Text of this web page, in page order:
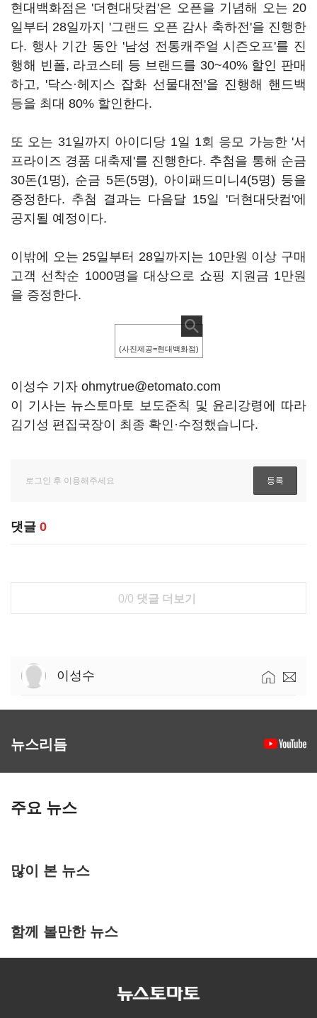
현대백화점은 '더현대닷컴'은 오픈을 기념해 오는 20
일부터 28일까지 '그랜드 오픈 감사 축하전'을 진행한
다. 행사 기간 동안 '남성 전통캐주얼 시즌오프'를 진
행해 빈폴, 라코스테 등 브랜드를 30~40% 할인 판매
하고, '닥스·헤지스 잡화 선물대전'을 진행해 핸드백
등을 최대 80% 할인한다.
또 오는 31일까지 아이디당 1일 1회 응모 가능한 '서
프라이즈 경품 대축제'를 진행한다. 추첨을 통해 순금
30돈(1명), 순금 5돈(5명), 아이패드미니4(5명) 등을
증정한다. 추첨 결과는 다음달 15일 '더현대닷컴'에
공지될 예정이다.
이밖에 오는 25일부터 28일까지는 10만원 이상 구매
고객 선착순 1000명을 대상으로 쇼핑 지원금 1만원
을 증정한다.
(사진제공=현대백화점)
이성수 기자 ohmytrue@etomato.com
이 기사는 뉴스토마토 보도준칙 및 윤리강령에 따라
김기성 편집국장이 최종 확인·수정했습니다.
댓글 0
0/0 댓글 더보기
이성수
뉴스리듬
주요 뉴스
많이 본 뉴스
함께 볼만한 뉴스